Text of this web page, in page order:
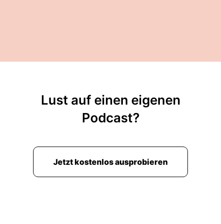
Lust auf einen eigenen
Podcast?
Jetzt kostenlos ausprobieren